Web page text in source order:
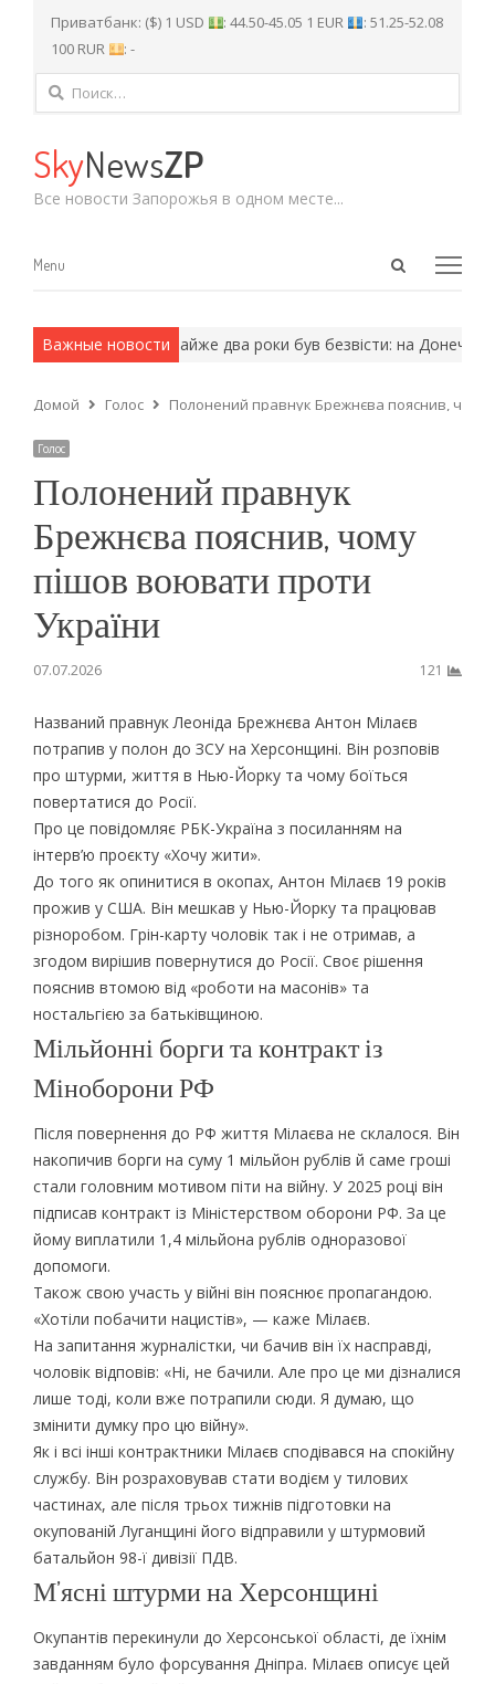
Приватбанк: ($) 1 USD : 44.50-45.05 1 EUR
: 51.25-52.08
100 RUR
: -
Найти:
SkyNewsZP
Все новости Запорожья в одном месте...
Open
Menu
Menu
Важные новости
методы. Майже два роки був безвісти: на Донеччині
Домой Голос Полонений правнук Брежнєва пояснив, чому
Голос
Полонений правнук
Брежнєва пояснив, чому
пішов воювати проти
України
07.07.2026 121
Названий правнук Леоніда Брежнєва Антон Мілаєв
потрапив у полон до ЗСУ на Херсонщині. Він розповів
про штурми, життя в Нью-Йорку та чому боїться
повертатися до Росії.
Про це повідомляє РБК-Україна з посиланням на
інтерв’ю проєкту «Хочу жити».
До того як опинитися в окопах, Антон Мілаєв 19 років
прожив у США. Він мешкав у Нью-Йорку та працював
різноробом. Грін-карту чоловік так і не отримав, а
згодом вирішив повернутися до Росії. Своє рішення
пояснив втомою від «роботи на масонів» та
ностальгією за батьківщиною.
Мільйонні борги та контракт із
Міноборони РФ
Після повернення до РФ життя Мілаєва не склалося. Він
накопичив борги на суму 1 мільйон рублів й саме гроші
стали головним мотивом піти на війну. У 2025 році він
підписав контракт із Міністерством оборони РФ. За це
йому виплатили 1,4 мільйона рублів одноразової
допомоги.
Також свою участь у війні він пояснює пропагандою.
«Хотіли побачити нацистів», — каже Мілаєв.
На запитання журналістки, чи бачив він їх насправді,
чоловік відповів: «Ні, не бачили. Але про це ми дізналися
лише тоді, коли вже потрапили сюди. Я думаю, що
змінити думку про цю війну».
Як і всі інші контрактники Мілаєв сподівався на спокійну
службу. Він розраховував стати водієм у тилових
частинах, але після трьох тижнів підготовки на
окупованій Луганщині його відправили у штурмовий
батальйон 98-ї дивізії ПДВ.
М’ясні штурми на Херсонщині
Окупантів перекинули до Херсонської області, де їхнім
завданням було форсування Дніпра. Мілаєв описує цей